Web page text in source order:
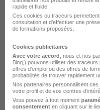
Les entreprises
en France
Entreprises à Aix-en-
Entreprises à Angers
Entreprises à Annecy
Entreprises à Besançon
rapide et fluide.
Ces cookies ou traceurs
consultation et d'effectuer une
de formations proposées.
Cookies publicitaires
Avec votre accord , nous et nos
Bing,) pouvons utiliser des
offres d’emploi ou des offres de
probabilités de trouver rapidement
Nos partenaires personnalisent
votre profil et de vos centres
Vous pouvez à tout moment
consentement en cliquant sur le